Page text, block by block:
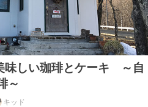
味しい珈琲とケーキ ～自
～
キッド